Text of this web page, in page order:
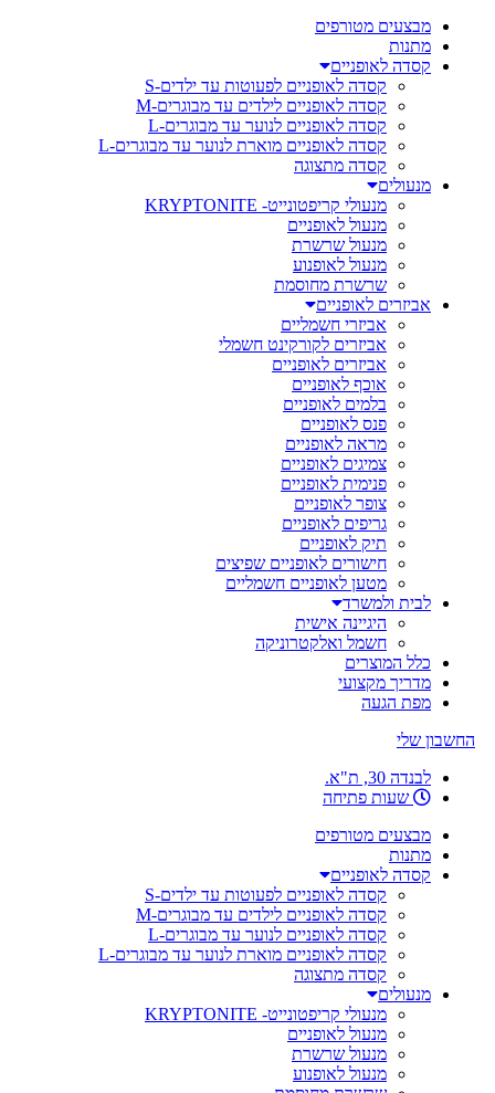
מבצעים מטורפים
מתנות
קסדה לאופניים
קסדה לאופניים לפעוטות עד ילדים-S
קסדה לאופניים לילדים עד מבוגרים-M
קסדה לאופניים לנוער עד מבוגרים-L
קסדה לאופניים מוארת לנוער עד מבוגרים-L
קסדה מתצוגה
מנעולים
מנעולי קריפטונייט- KRYPTONITE
מנעול לאופניים
מנעול שרשרת
מנעול לאופנוע
שרשרת מחוסמת
אביזרים לאופניים
אביזרי חשמליים
אביזרים לקורקינט חשמלי
אביזרים לאופניים
אוכף לאופניים
בלמים לאופניים
פנס לאופניים
מראה לאופניים
צמיגים לאופניים
פנימית לאופניים
צופר לאופניים
גריפים לאופניים
תיק לאופניים
חישורים לאופניים שפיצים
מטען לאופניים חשמליים
לבית ולמשרד
היגיינה אישית
חשמל ואלקטרוניקה
כלל המוצרים
מדריך מקצועי
מפת הגעה
החשבון שלי
לבנדה 30, ת"א.
שעות פתיחה
מבצעים מטורפים
מתנות
קסדה לאופניים
קסדה לאופניים לפעוטות עד ילדים-S
קסדה לאופניים לילדים עד מבוגרים-M
קסדה לאופניים לנוער עד מבוגרים-L
קסדה לאופניים מוארת לנוער עד מבוגרים-L
קסדה מתצוגה
מנעולים
מנעולי קריפטונייט- KRYPTONITE
מנעול לאופניים
מנעול שרשרת
מנעול לאופנוע